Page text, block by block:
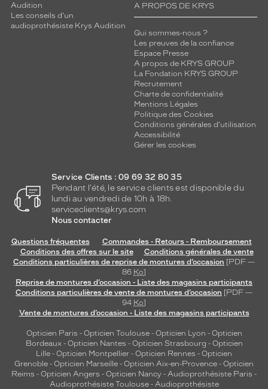
Audition
Les conseils d'un
audioprothésiste Krys Audition
A PROPOS DE KRYS
Qui sommes-nous ?
Les preuves de la confiance
Espace Presse
A propos de KRYS GROUP
La Fondation KRYS GROUP
Recrutement
Charte de confidentialité
Mentions Légales
Politique des Cookies
Conditions générales d'utilisation
Accessibilité
Gérer les cookies
Service Clients : 09 69 32 80 35
Pendant l'été, le service clients est disponible du
lundi au vendredi de 10h à 18h.
serviceclients@krys.com
Nous contacter
Questions fréquentes
Commandes - Retours - Remboursement
Conditions des offres sur le site
Conditions générales de vente
Conditions particulières de reprise de montures d’occasion [PDF —
86 Ko]
Reprise de montures d’occasion - Liste des magasins participants
Conditions particulières de vente de montures d’occasion [PDF —
94 Ko]
Vente de montures d’occasion - Liste des magasins participants
Opticien Paris - Opticien Toulouse- Opticien Lyon - Opticien
Bordeaux- Opticien Nantes - Opticien Strasbourg - Opticien
Lille - Opticien Montpellier - Opticien Rennes - Opticien
Grenoble - Opticien Marseille - Opticien Aix-en-Provence - Opticien
Reims - Opticien Angers - Opticien Nancy - Audioprothésiste Paris -
Audioprothésiste Toulouse- Audioprothésiste